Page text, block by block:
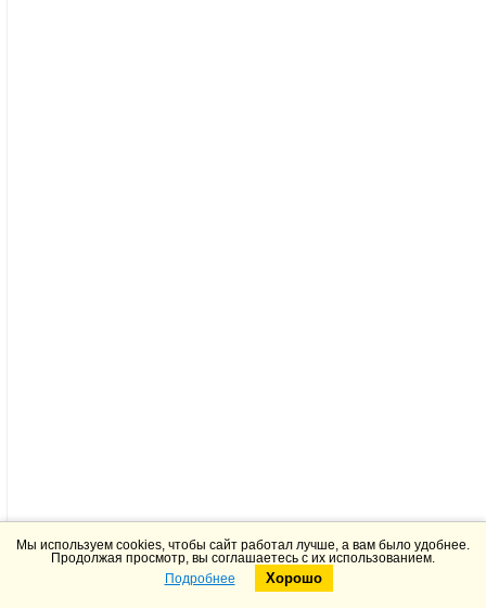
Telegram
Мы используем cookies, чтобы сайт работал лучше, а вам было удобнее.
Продолжая просмотр, вы соглашаетесь с их использованием.
Подробнее
Хорошо